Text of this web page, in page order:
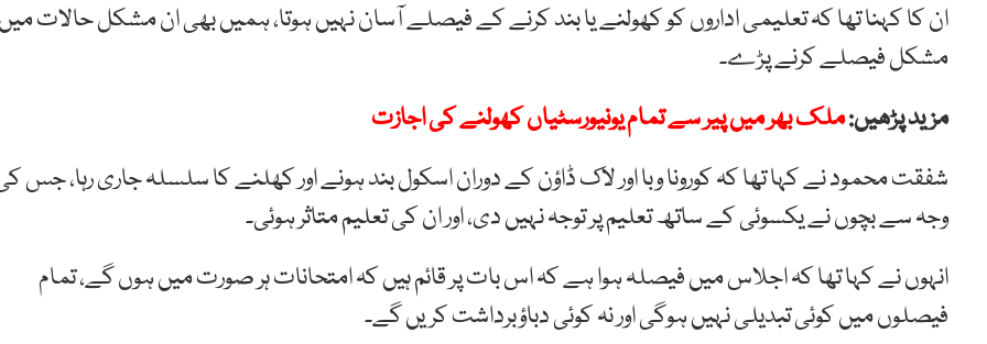
ان کا کہنا تھا کہ تعلیمی اداروں کو کھولنے یا بند کرنے کے فیصلے آسان نہیں ہوتا، ہمیں بھی ان مشکل حالات
مشکل فیصلے کرنے پڑے۔
مزید پڑھیں:ملک بھر میں پیر سے تمام یونیورسٹیاں کھولنے کی اجازت
شفقت محمود نے کہا تھا کہ کورونا وبا اور لاک ڈاؤن کے دوران اسکول بند ہونے اور کھلنے کا سلسلہ جاری رہا، جس
وجہ سے بچوں نے یکسوئی کے ساتھ تعلیم پر توجہ نہیں دی، اور ان کی تعلیم متاثر ہوئی۔
انہوں نے کہا تھا کہ اجلاس میں فیصلہ ہوا ہے کہ اس بات پر قائم ہیں کہ امتحانات ہر صورت میں ہوں گے، تمام
فیصلوں میں کوئی تبدیلی نہیں ہوگی اور نہ کوئی دباؤبرداشت کریں گے۔